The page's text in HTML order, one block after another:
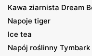
Kawa ziarnista Dream
Napoje tiger
Ice tea
Napój roślinny Tymbark